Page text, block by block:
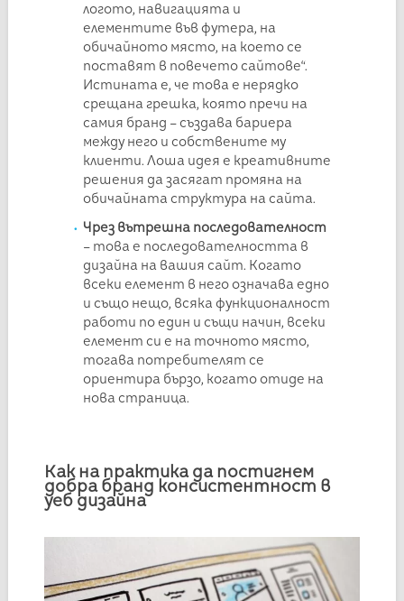
логото, навигацията и
елементите във футера, на
обичайното място, на което се
поставят в повечето сайтове“.
Истината е, че това е нерядко
срещана грешка, която пречи на
самия бранд – създава бариера
между него и собствените му
клиенти. Лоша идея е креативните
решения да засягат промяна на
обичайната структура на сайта.
Чрез вътрешна последователност
– това е последователността в
дизайна на вашия сайт. Когато
всеки елемент в него означава едно
и също нещо, всяка функционалност
работи по един и същи начин, всеки
елемент си е на точното място,
тогава потребителят се
ориентира бързо, когато отиде на
нова страница.
Как на практика да постигнем
добра бранд консистентност в
уеб дизайна